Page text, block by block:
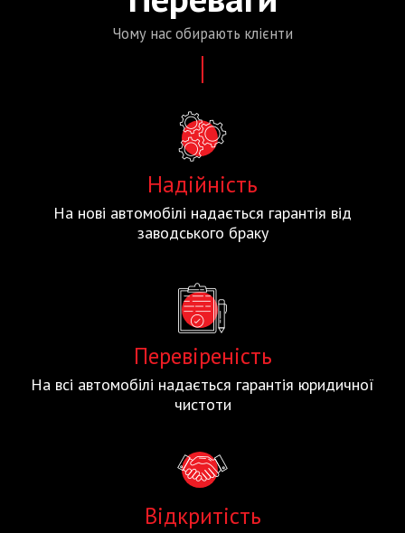
Чому насобирають клієнти
Надійність
На нові автомобілі надається гарантія від
заводського браку
Перевіреність
На всі автомобілі надається гарантія юридичної
чистоти
Відкритість